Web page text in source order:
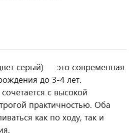
серый) — это современная
до 3-4 лет.
с высокой
практичностью. Оба
как по ходу, так и